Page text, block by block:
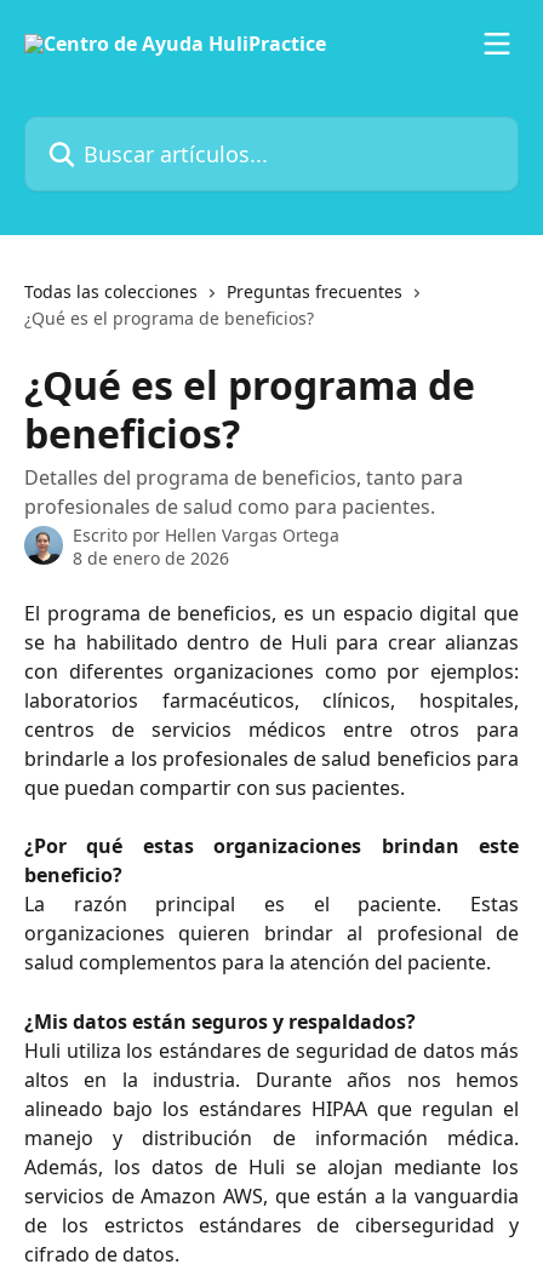
Buscar artículos...
Todas las colecciones
Preguntas frecuentes
¿Qué es el programa de beneficios?
¿Qué es el programa de
beneficios?
Detalles del programa de beneficios, tanto para
profesionales de salud como para pacientes.
Escrito por Hellen Vargas Ortega
8 de enero de 2026
El programa de beneficios, es un espacio digital que
se ha habilitado dentro de Huli para crear alianzas
con diferentes organizaciones como por ejemplos:
laboratorios farmacéuticos, clínicos, hospitales,
centros de servicios médicos entre otros para
brindarle a los profesionales de salud beneficios para
que puedan compartir con sus pacientes.
¿Por qué estas organizaciones brindan este
beneficio?
La razón principal es el paciente. Estas
organizaciones quieren brindar al profesional de
salud complementos para la atención del paciente.
¿Mis datos están seguros y respaldados?
Huli utiliza los estándares de seguridad de datos más
altos en la industria. Durante años nos hemos
alineado bajo los estándares HIPAA que regulan el
manejo y distribución de información médica.
Además, los datos de Huli se alojan mediante los
servicios de Amazon AWS, que están a la vanguardia
de los estrictos estándares de ciberseguridad y
cifrado de datos.